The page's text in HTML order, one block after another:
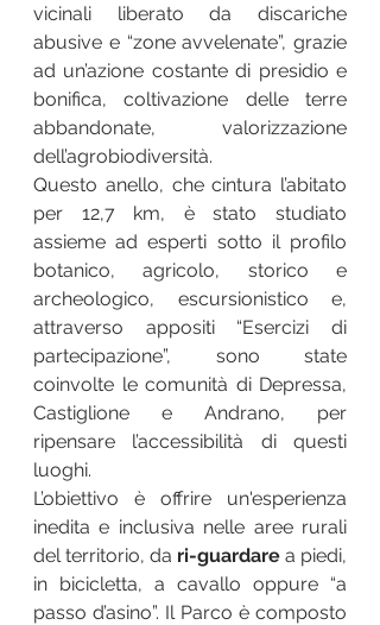
vicinali liberato da discariche
abusive e “zone avvelenate”, grazie
ad un’azione costante di presidio e
bonifica, coltivazione delle terre
abbandonate, valorizzazione
dell’agrobiodiversità.
Questo anello, che cintura l’abitato
per 12,7 km, è stato studiato
assieme ad esperti sotto il profilo
botanico, agricolo, storico e
archeologico, escursionistico e,
attraverso appositi “Esercizi di
partecipazione”, sono state
coinvolte le comunità di Depressa,
Castiglione e Andrano, per
ripensare l’accessibilità di questi
luoghi.
L’obiettivo è offrire un'esperienza
inedita e inclusiva nelle aree rurali
del territorio, da ri-guardare a piedi,
in bicicletta, a cavallo oppure “a
passo d’asino”. Il Parco è composto